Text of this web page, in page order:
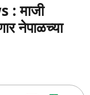
माजी
नेपाळच्या